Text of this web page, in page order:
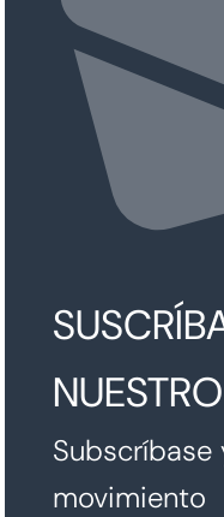
movimiento